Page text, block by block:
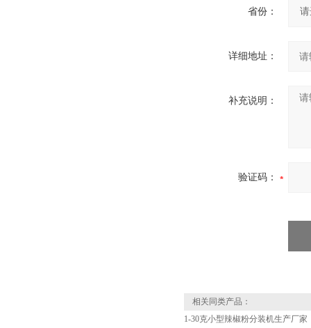
省份：
详细地址：
补充说明：
验证码：
相关同类产品：
1-30克小型辣椒粉分装机生产厂家